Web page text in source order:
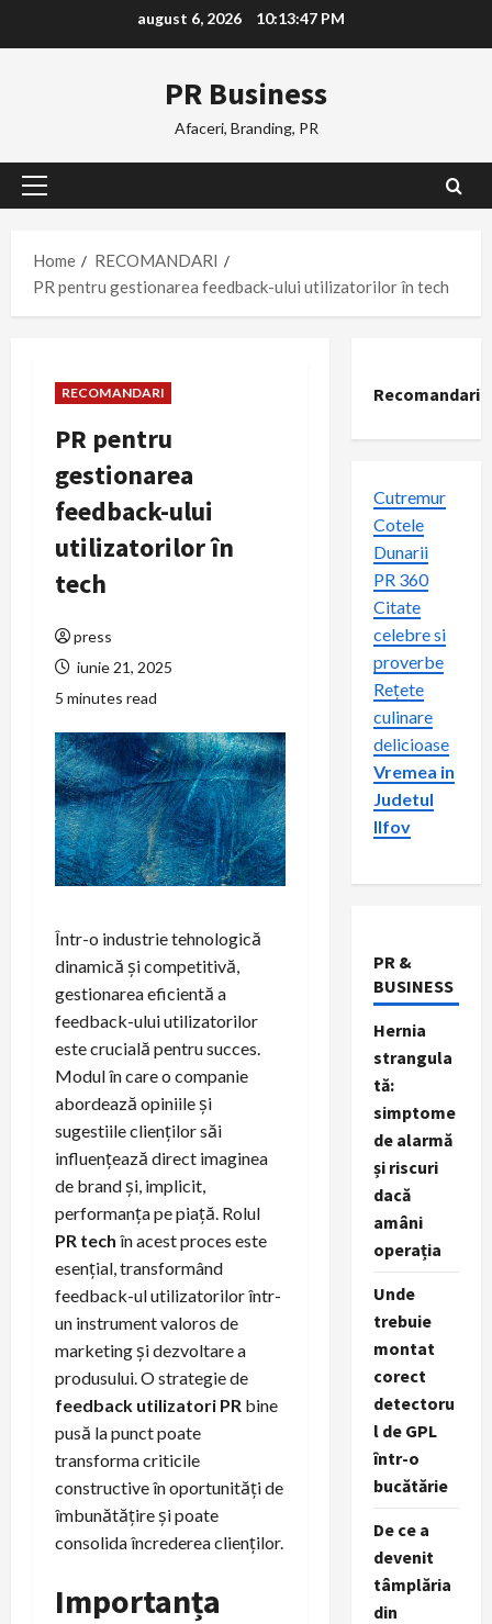
august 6, 2026 10:13:48 PM
PR Business
Afaceri, Branding, PR
Primary
Home
RECOMANDARI
PR pentru gestionarea feedback-ului utilizatorilor în tech
RECOMANDARI
PR pentru
gestionarea
feedback-ului
utilizatorilor în
tech
press
iunie 21, 2025
5 minutes read
Într-o industrie tehnologică
dinamică și competitivă,
gestionarea eficientă a
feedback-ului utilizatorilor
este crucială pentru succes.
Modul în care o companie
abordează opiniile și
sugestiile clienților săi
influențează direct imaginea
de brand și, implicit,
performanța pe piață. Rolul
PR tech în acest proces este
esențial, transformând
feedback-ul utilizatorilor într-
un instrument valoros de
marketing și dezvoltare a
produsului. O strategie de
feedback utilizatori PR bine
pusă la punct poate
transforma criticile
constructive în oportunități de
îmbunătățire și poate
consolida încrederea clienților.
Importanța
Recomandari
Cutremur
Cotele
Dunarii
PR 360
Citate
celebre si
proverbe
Rețete
culinare
delicioase
Vremea in
Judetul
Ilfov
PR &
BUSINESS
Hernia
strangula
tă:
simptome
de alarmă
și riscuri
dacă
amâni
operația
Unde
trebuie
montat
corect
detectoru
l de GPL
într-o
bucătărie
De ce a
devenit
tâmplăria
din